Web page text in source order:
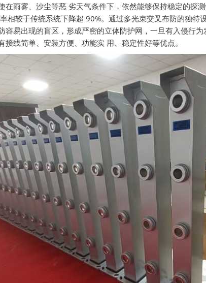
在雨雾、沙尘等恶 劣天气条件下，依然能够保持稳定的探
相较于传统系统下降超 90%。通过多光束交叉布防的独特
容易出现的盲区，形成严密的立体防护网，一旦有入侵行
接线简单、安装方便、功能实 用、稳定性好等优点。